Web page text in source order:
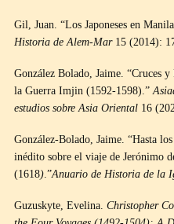
Gil, Juan. “Los Japoneses en
Historia de Alem-Mar15 (2014):
González Bolado, Jaime. “Cruces
la Guerra Imjin (1592-1598).”
estudios sobre Asia Oriental 16
González-Bolado, Jaime. “Hasta
inédito sobre el viaje de Jerónimo
(1618).”Anuario de Historia de la
Guzuskyte, Evelina. Christopher